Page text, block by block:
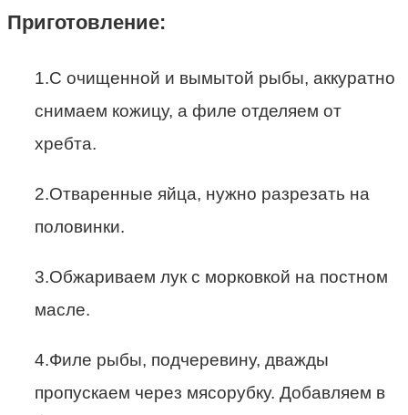
Приготовление:
1.С очищенной и вымытой рыбы, аккуратно
снимаем кожицу, а филе отделяем от
хребта.
2.Отваренные яйца, нужно разрезать на
половинки.
3.Обжариваем лук с морковкой на постном
масле.
4.Филе рыбы, подчеревину, дважды
пропускаем через мясорубку. Добавляем в